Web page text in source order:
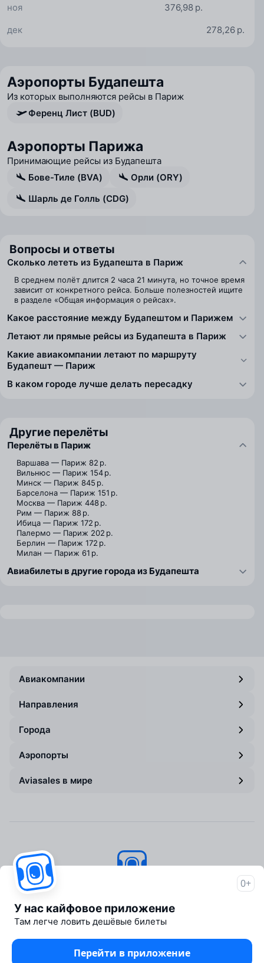
376,98 р.
ноя
278,26 р.
дек
Аэропорты Будапешта
Из которых выполняются рейсы в Париж
Ференц Лист (BUD)
Аэропорты Парижа
Принимающие рейсы из Будапешта
Бове-Тиле (BVA)
Орли (ORY)
Шарль де Голль (CDG)
Вопросы и ответы
Сколько лететь из Будапешта в Париж
В среднем полёт длится 2 часа 21 минута, но точное время
зависит от конкретного рейса. Больше полезностей ищите
в разделе «Общая информация о рейсах».
Какое расстояние между Будапештом и Парижем
Летают ли прямые рейсы из Будапешта в Париж
Какие авиакомпании летают по маршруту
Будапешт — Париж
В каком городе лучше делать пересадку
Другие перелёты
Перелёты в Париж
Варшава — Париж 82 р.
Вильнюс — Париж 154 р.
Минск — Париж 845 р.
Барселона — Париж 151 р.
Москва — Париж 448 р.
Рим — Париж 88 р.
Ибица — Париж 172 р.
Палермо — Париж 202 р.
Берлин — Париж 172 р.
Милан — Париж 61 р.
Авиабилеты в другие города из Будапешта
Авиакомпании
Направления
Города
Аэропорты
Aviasales в мире
Об Авиасейлс
Пресс‑центр
Travelpayouts
Партнёрская программа
0+
У нас кайфовое приложение
Там легче ловить дешёвые билеты
Перейти в приложение